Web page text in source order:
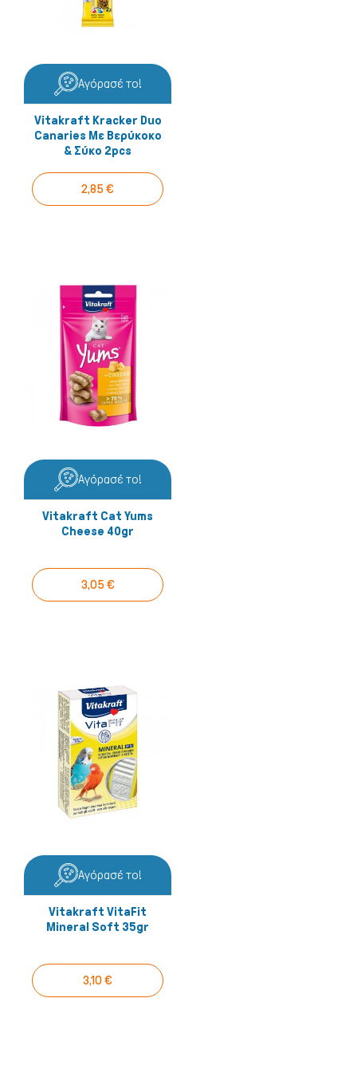
Αγόρασέ το!
Vitakraft Kracker Duo
Canaries Με Βερύκοκο
& Σύκο 2pcs
2,85 €
Αγόρασέ το!
Vitakraft Cat Yums
Cheese 40gr
3,05 €
Αγόρασέ το!
Vitakraft VitaFit
Mineral Soft 35gr
3,10 €